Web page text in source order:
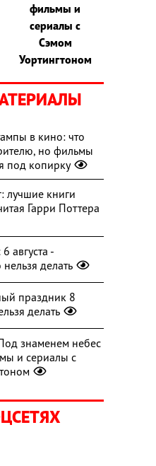
фильмы и
сериалы с
Сэмом
Уортингтоном
в кино: что
но фильмы
под копирку
лучшие книги
Гарри Поттера
августа -
делать
праздник 8
делать
знаменем небес
и сериалы с